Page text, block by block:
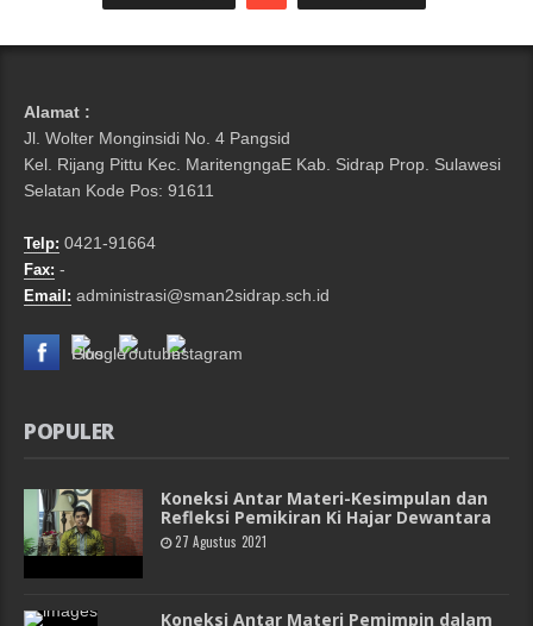
Alamat :
Jl. Wolter Monginsidi No. 4 Pangsid
Kel. Rijang Pittu Kec. MaritengngaE Kab. Sidrap Prop. Sulawesi
Selatan Kode Pos: 91611
Telp: 0421-91664
Fax: -
Email: administrasi@sman2sidrap.sch.id
POPULER
Koneksi Antar Materi-Kesimpulan dan
Refleksi Pemikiran Ki Hajar Dewantara
27 Agustus 2021
Koneksi Antar Materi Pemimpin dalam